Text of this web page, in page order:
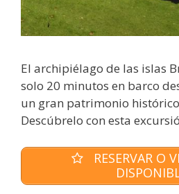
El archipiélago de las islas
solo 20 minutos en barco
un gran patrimonio
Descúbrelo con esta
RESERVAR O